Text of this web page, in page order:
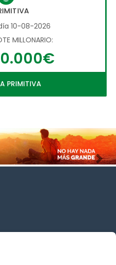
10-08-2026
MILLONARIO:
PRIMITIVA